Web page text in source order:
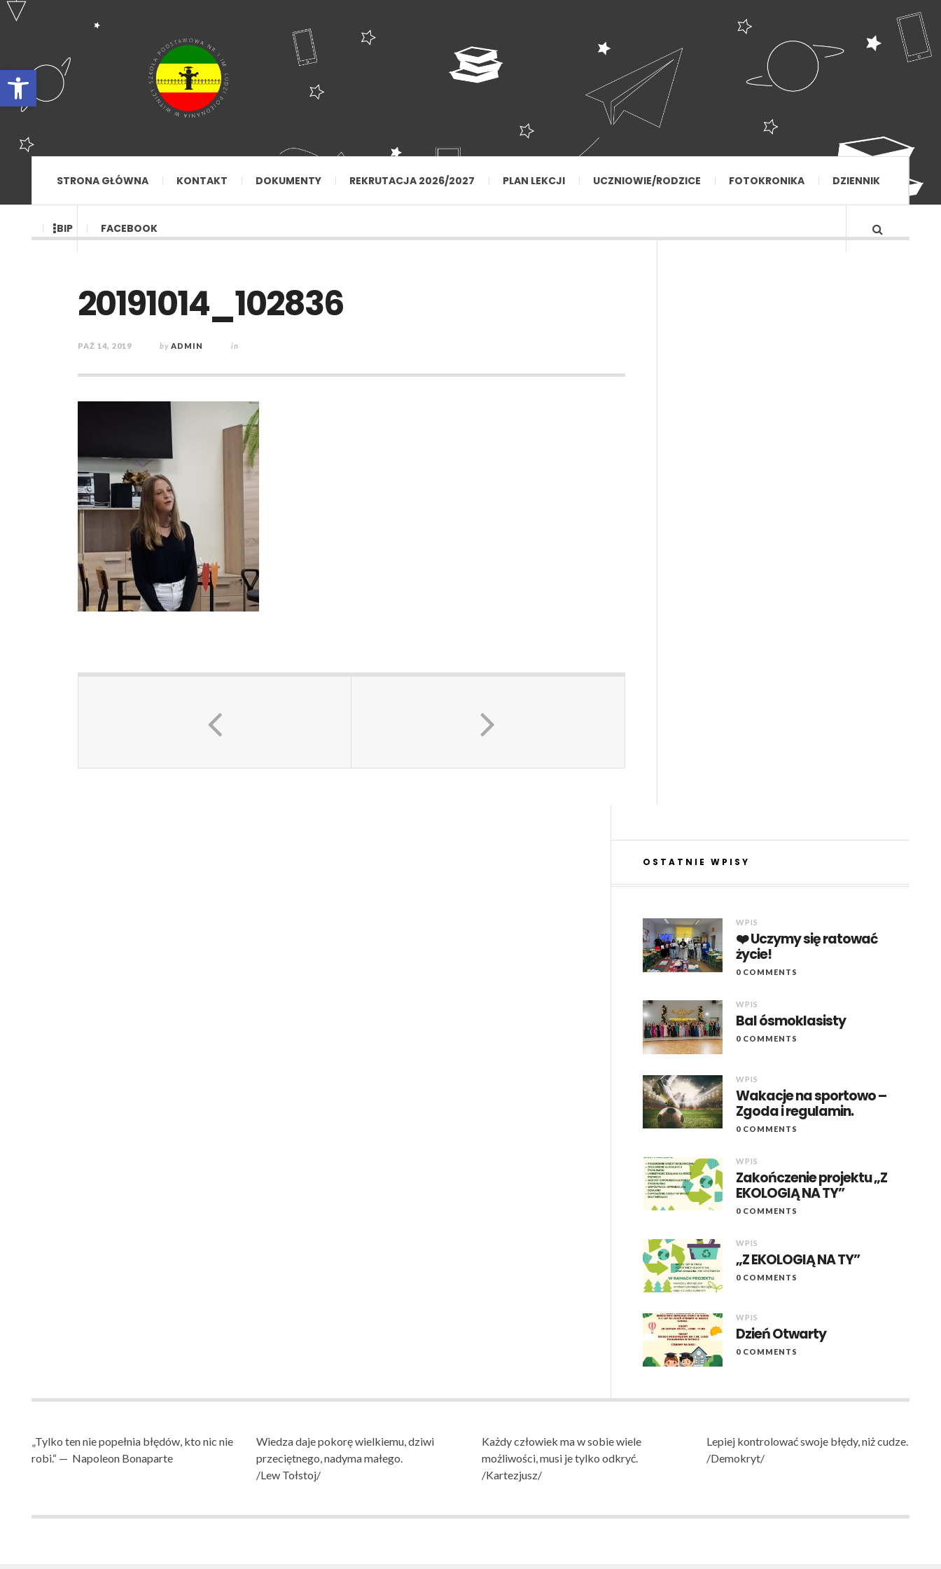
Otwórz pasek narzędzi
STRONA GŁÓWNA KONTAKT DOKUMENTY REKRUTACJA 2026/2027 PLAN LEKCJI UCZNIOWIE/RODZICE FOTOKRONIKA DZIENNIK
BIP FACEBOOK
20191014_102836
PAŹ 14, 2019 by ADMIN in
OSTATNIE WPISY
WPIS
❤️ Uczymy się ratować
życie!
0 COMMENTS
WPIS
Bal ósmoklasisty
0 COMMENTS
WPIS
Wakacje na sportowo –
Zgoda i regulamin.
0 COMMENTS
WPIS
Zakończenie projektu „Z
EKOLOGIĄ NA TY”
0 COMMENTS
WPIS
„Z EKOLOGIĄ NA TY”
0 COMMENTS
WPIS
Dzień Otwarty
0 COMMENTS
„Tylko ten nie popełnia błędów, kto nic nie
robi.“ — Napoleon Bonaparte
Wiedza daje pokorę wielkiemu, dziwi
przeciętnego, nadyma małego.
/Lew Tołstoj/
Każdy człowiek ma w sobie wiele
możliwości, musi je tylko odkryć.
/Kartezjusz/
Lepiej kontrolować swoje błędy, niż cudze.
/Demokryt/